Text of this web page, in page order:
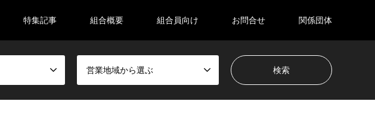
特集記事 組合概要 組合員向け お問合せ 関係団体
営業地域から選ぶ